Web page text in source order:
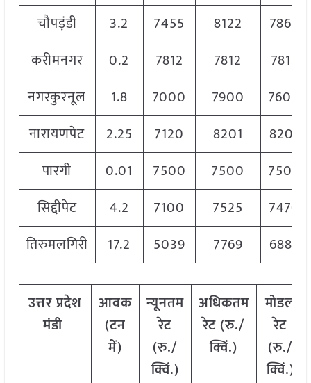
चौपड़ंडी
3.2 7455 8122
7866
करीमनगर
0.2 7812 7812
7812
नगरकुरनूल
1.8 7000 7900
7600
नारायणपेट
2.25 7120 8201
8201
पारगी
0.01 7500 7500
7500
सिद्दीपेट
4.2 7100 7525
7470
तिरुमलगिरी
17.2 5039 7769 6889
उत्तरप्रदेश
मंडी
आवक
(टन
में)
न्यूनतम
रेट
(रु./
क्विं.)
अधिकतम
रेट (रु./
क्विं.)
मोडल
रेट
(रु./
क्विं.)